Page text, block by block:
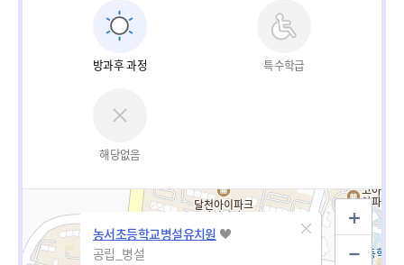
방과후 과정 특수학급
해당없음
농서초등학교병설유치원
공립_병설